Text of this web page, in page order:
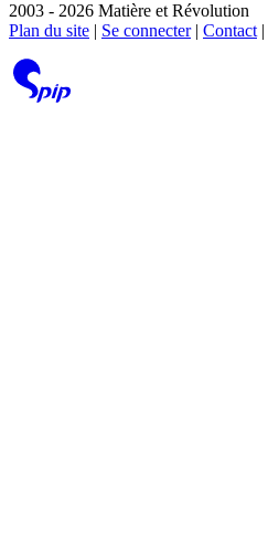
2003 - 2026 Matière et Révolution
Plan du site | Se connecter| Contact |